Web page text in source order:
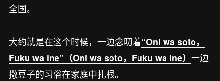
全国。
大约就是在这个时候，一边念叨着“Oni wa soto，
Fuku wa ine”（Oni wa soto，Fuku wa ine） 一边
撒豆子的习俗在家庭中扎根。